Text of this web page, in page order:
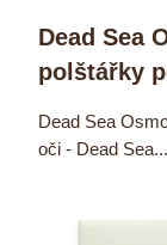
Dead Sea
polštářky
Dead Sea
oči - Dead Sea...